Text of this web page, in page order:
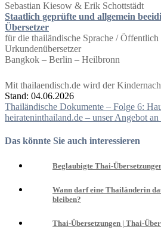
Sebastian Kiesow & Erik Schottstädt
Staatlich geprüfte und allgemein
Übersetzer
für die thailändische Sprache / Öffentlich
Urkundenübersetzer
Bangkok – Berlin – Heilbronn
Mit thailaendisch.de wird der
Stand: 04.06.2026
Beitragsnavigation
Thailändische Dokumente – Folge 6:
heirateninthailand.de – unser Angebot an
Das könnte Sie auch interessieren
Beglaubigte Thai-
Wann darf eine Thailänderin
bleiben?
Thai-Übersetzungen | Thai-